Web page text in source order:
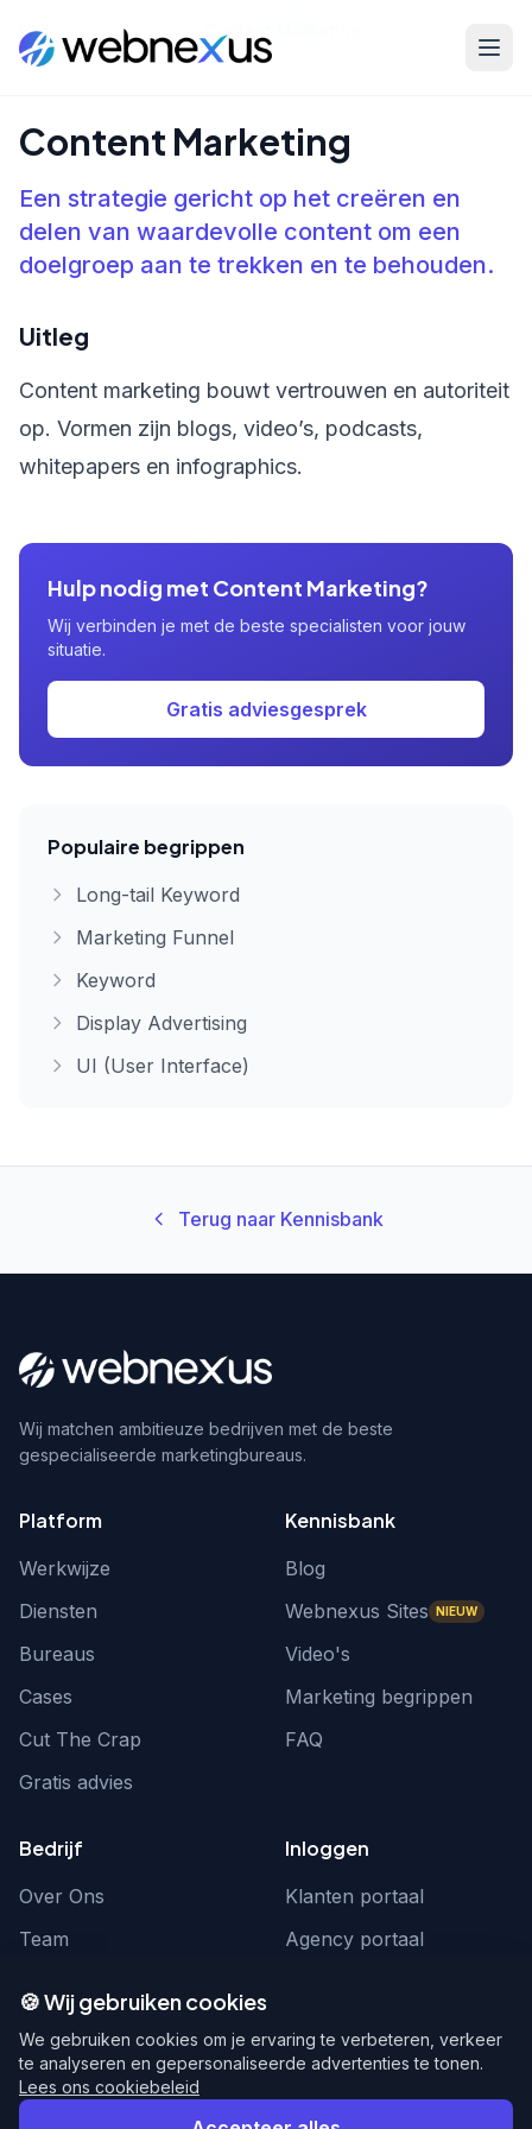
Home Kennisbank Content Marketing
Content Marketing
Een strategie gericht op het creëren en
delen van waardevolle content om een
doelgroep aan te trekken en te behouden.
Uitleg
Content marketing bouwt vertrouwen en autoriteit
op. Vormen zijn blogs, video’s, podcasts,
whitepapers en infographics.
Hulp nodig met Content Marketing?
Wij verbinden je met de beste specialisten voor jouw
situatie.
Gratis adviesgesprek
Populaire begrippen
Long-tail Keyword
Marketing Funnel
Keyword
Display Advertising
UI (User Interface)
Terug naar Kennisbank
Wij matchen ambitieuze bedrijven met de beste
gespecialiseerde marketingbureaus.
Platform
Werkwijze
Diensten
Bureaus
Cases
Cut The Crap
Gratis advies
Kennisbank
Blog
Webnexus Sites NIEUW
Video's
Marketing begrippen
FAQ
Bedrijf
Over Ons
Team
Inloggen
Klanten portaal
Agency portaal
hello@webnexus.nl
085 004 1875
🍪 Wij gebruiken cookies
We gebruiken cookies om je ervaring te verbeteren, verkeer
te analyseren en gepersonaliseerde advertenties te tonen.
Lees ons cookiebeleid